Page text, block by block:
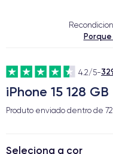
4.2/5-
iPhone 15 128 GB
Produto enviado dentro de
Seleciona a cor